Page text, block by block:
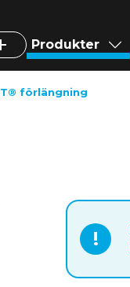
Produkter
förlängning
!